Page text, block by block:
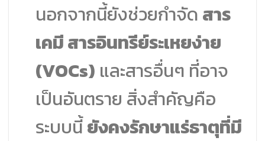
นอกจากนี้ยังช่วยกำจัด สาร
เคมี สารอินทรีย์ระเหยง่าย
(VOCs) และสารอื่นๆ ที่อาจ
เป็นอันตราย สิ่งสำคัญคือ
ระบบนี้ยังคงรักษาแร่ธาตุที่มี